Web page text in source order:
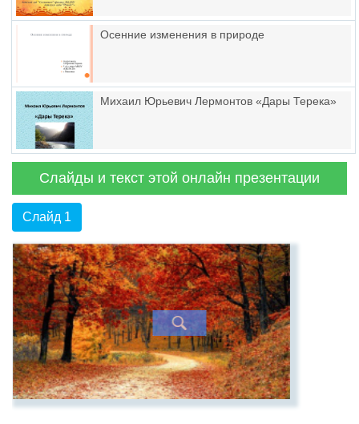
Осенние изменения в природе
Михаил Юрьевич Лермонтов «Дары Терека»
Слайды и текст этой онлайн презентации
Слайд 1